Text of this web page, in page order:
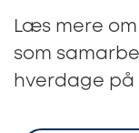
Læs mere
som
hverdage på